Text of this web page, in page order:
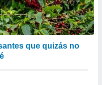
que quizás no